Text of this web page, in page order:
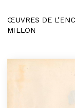
ŒUVRES DE
MILLON